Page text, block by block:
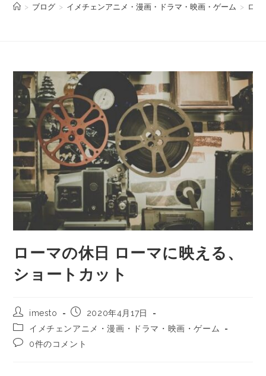
> ブログ > イメチェンアニメ・漫画・ドラマ・映画・ゲーム > ロー
ローマの休日 ローマに映える、
ショートカット
imesto
2020年4月17日
イメチェンアニメ・漫画・ドラマ・映画・ゲーム
0件のコメント